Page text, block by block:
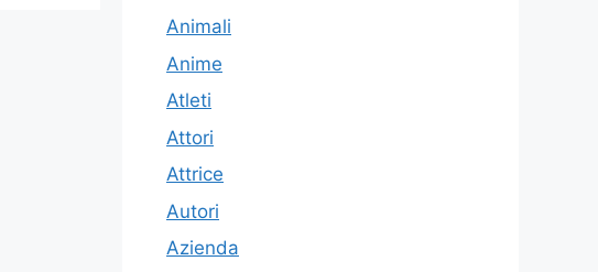
Animali
Anime
Atleti
Attori
Attrice
Autori
Azienda